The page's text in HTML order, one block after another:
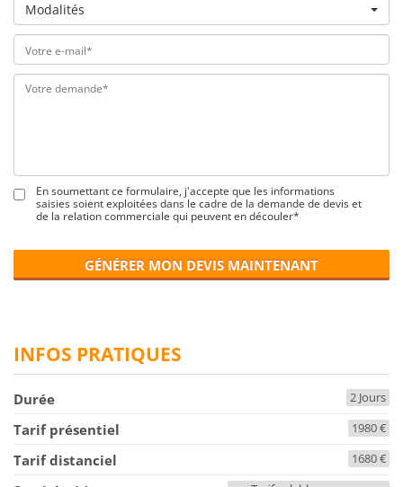
Modalités
En soumettant ce formulaire, j'accepte que les informations
saisies soient exploitées dans le cadre de la demande de devis et
de la relation commerciale qui peuvent en découler*
GÉNÉRER MON DEVIS MAINTENANT
INFOS PRATIQUES
Durée 2 Jours
Tarif présentiel 1980 €
Tarif distanciel 1680 €